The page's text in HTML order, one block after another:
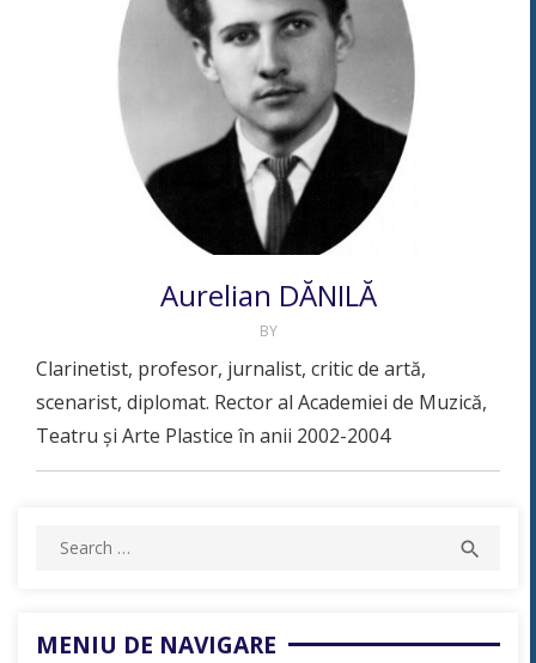
Aurelian DĂNILĂ
BY
Clarinetist, profesor, jurnalist, critic de artă,
scenarist, diplomat. Rector al Academiei de Muzică,
Teatru și Arte Plastice în anii 2002-2004
Search

MENIU DE NAVIGARE